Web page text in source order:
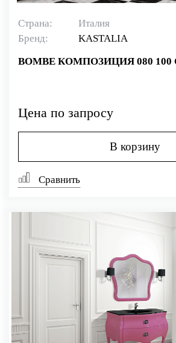
Страна:
Италия
Бренд:
KASTALIA
BOMBE КОМПОЗИЦИЯ 080
Цена по запросу
В корзину
Сравнить